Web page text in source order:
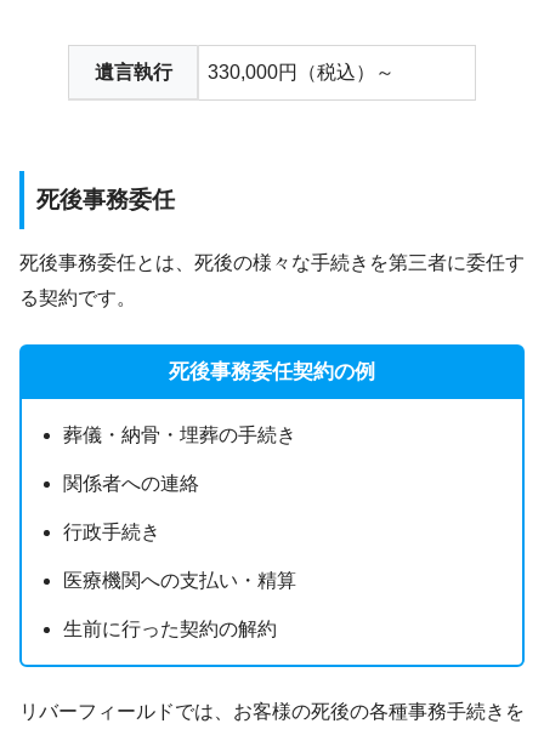
遺言執行 330,000円（税込）～
死後事務委任
死後事務委任とは、死後の様々な手続きを第三者に委任す
る契約です。
死後事務委任契約の例
葬儀・納骨・埋葬の手続き
関係者への連絡
行政手続き
医療機関への支払い・精算
生前に行った契約の解約
リバーフィールドでは、お客様の死後の各種事務手続きを